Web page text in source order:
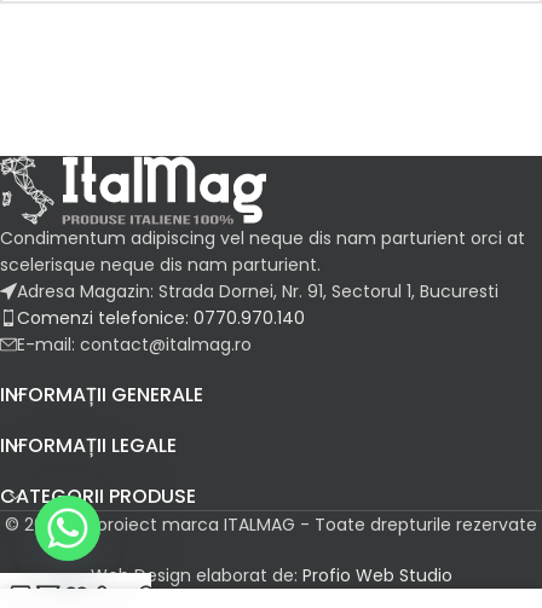
Condimentum adipiscing vel neque dis nam parturient orci at
scelerisque neque dis nam parturient.
Adresa Magazin: Strada Dornei, Nr. 91, Sectorul 1, Bucuresti
Comenzi telefonice: 0770.970.140
E-mail: contact@italmag.ro
INFORMAȚII GENERALE
INFORMAȚII LEGALE
CATEGORII PRODUSE
© 2026 Un proiect marca ITALMAG - Toate drepturile rezervate
Web Design elaborat de: Profio Web Studio